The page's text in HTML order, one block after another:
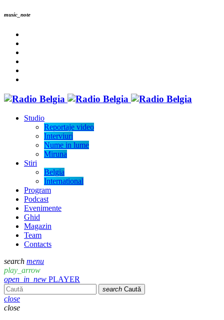
music_note
Studio
Reportaje video
Interviuri
Nume in lume
Miruna
Stiri
Belgia
International
Program
Podcast
Evenimente
Ghid
Magazin
Team
Contacts
search menu
play_arrow
open_in_new PLAYER
search Caută
close
close